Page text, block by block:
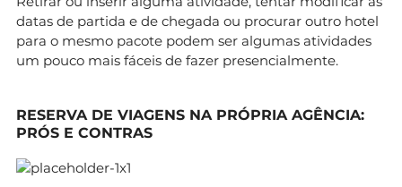
datas de partida e de chegada ou procurar outro hotel
para o mesmo pacote podem ser algumas atividades
um pouco mais fáceis de fazer presencialmente.
RESERVA DE VIAGENS NA PRÓPRIA AGÊNCIA:
PRÓS E CONTRAS